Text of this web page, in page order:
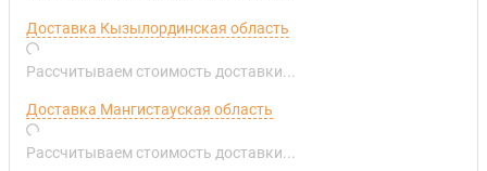
Доставка Кызылординская область
Рассчитываем стоимость доставки...
Доставка Мангистауская область
Рассчитываем стоимость доставки...